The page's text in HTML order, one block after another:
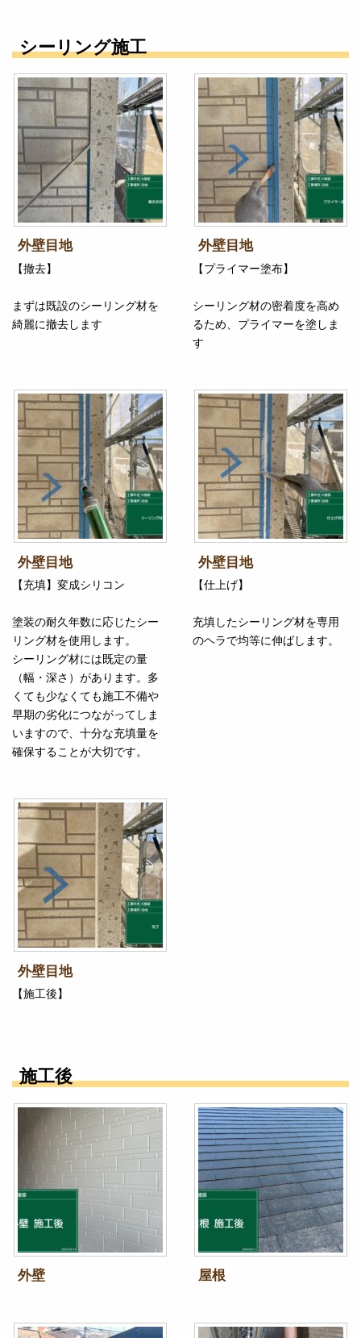
シーリング施工
外壁目地
【撤去】
まずは既設のシーリング材を
綺麗に撤去します
外壁目地
【プライマー塗布】
シーリング材の密着度を高め
るため、プライマーを塗しま
す
外壁目地
【充填】変成シリコン
塗装の耐久年数に応じたシー
リング材を使用します。
シーリング材には既定の量
（幅・深さ）があります。多
くても少なくても施工不備や
早期の劣化につながってしま
いますので、十分な充填量を
確保することが大切です。
外壁目地
【仕上げ】
充填したシーリング材を専用
のヘラで均等に伸ばします。
外壁目地
【施工後】
施工後
外壁 屋根